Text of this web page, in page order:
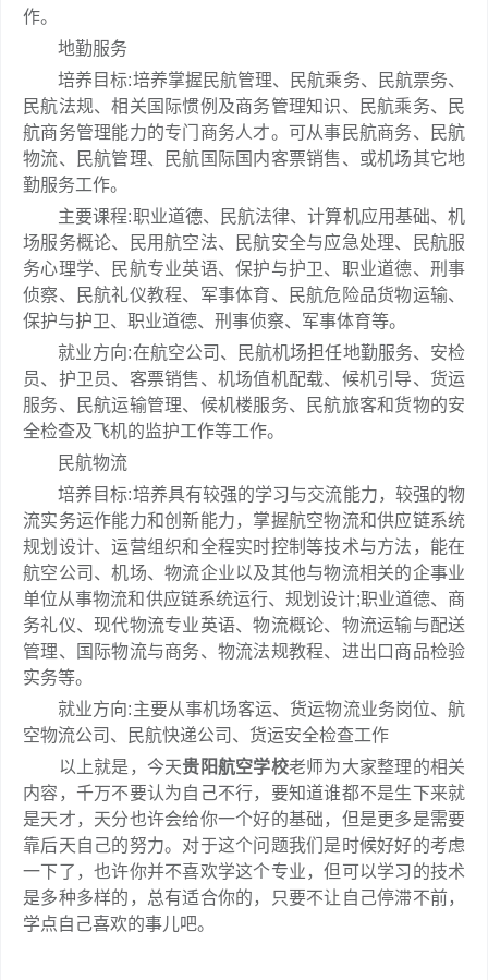
作。
地勤服务
培养目标:培养掌握民航管理、民航乘务、民航票务、
民航法规、相关国际惯例及商务管理知识、民航乘务、民
航商务管理能力的专门商务人才。可从事民航商务、民航
物流、民航管理、民航国际国内客票销售、或机场其它地
勤服务工作。
主要课程:职业道德、民航法律、计算机应用基础、机
场服务概论、民用航空法、民航安全与应急处理、民航服
务心理学、民航专业英语、保护与护卫、职业道德、刑事
侦察、民航礼仪教程、军事体育、民航危险品货物运输、
保护与护卫、职业道德、刑事侦察、军事体育等。
就业方向:在航空公司、民航机场担任地勤服务、安检
员、护卫员、客票销售、机场值机配载、候机引导、货运
服务、民航运输管理、候机楼服务、民航旅客和货物的安
全检查及飞机的监护工作等工作。
民航物流
培养目标:培养具有较强的学习与交流能力，较强的物
流实务运作能力和创新能力，掌握航空物流和供应链系统
规划设计、运营组织和全程实时控制等技术与方法，能在
航空公司、机场、物流企业以及其他与物流相关的企事业
单位从事物流和供应链系统运行、规划设计;职业道德、商
务礼仪、现代物流专业英语、物流概论、物流运输与配送
管理、国际物流与商务、物流法规教程、进出口商品检验
实务等。
就业方向:主要从事机场客运、货运物流业务岗位、航
空物流公司、民航快递公司、货运安全检查工作
以上就是，今天贵阳航空学校老师为大家整理的相关
内容，千万不要认为自己不行，要知道谁都不是生下来就
是天才，天分也许会给你一个好的基础，但是更多是需要
靠后天自己的努力。对于这个问题我们是时候好好的考虑
一下了，也许你并不喜欢学这个专业，但可以学习的技术
是多种多样的，总有适合你的，只要不让自己停滞不前，
学点自己喜欢的事儿吧。